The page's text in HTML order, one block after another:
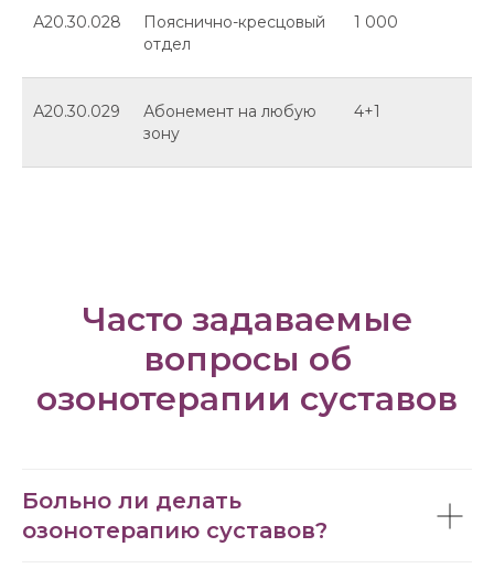
А20.30.028
Пояснично-кресцовый
отдел
1 000
А20.30.029
Абонемент на любую
зону
4+1
Часто задаваемые
вопросы об
озонотерапии суставов
Больно ли делать
озонотерапию суставов?